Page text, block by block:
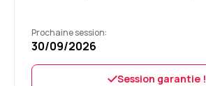
conteneurs virtuels d'applications
Prochaine session:
30/09/2026
Session garantie !